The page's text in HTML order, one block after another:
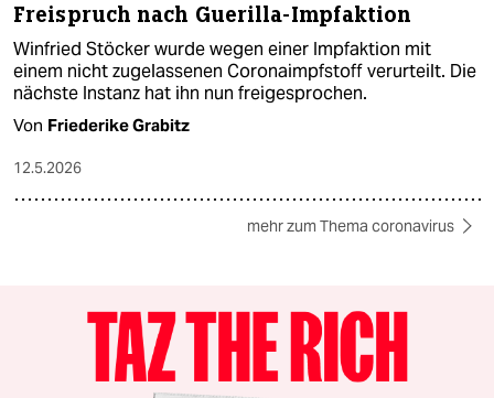
Freispruch nach Guerilla-Impfaktion
Winfried Stöcker wurde wegen einer Impfaktion mit
einem nicht zugelassenen Coronaimpfstoff verurteilt. Die
nächste Instanz hat ihn nun freigesprochen.
Von Friederike Grabitz
12.5.2026
mehr zum Thema coronavirus